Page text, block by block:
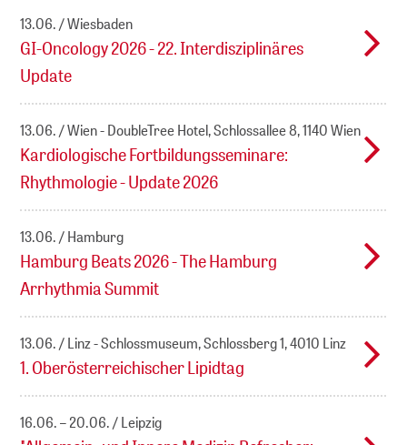
13.06. Wiesbaden
GI-Oncology 2026 - 22. Interdisziplinäres
Update
13.06. Wien - DoubleTree Hotel, Schlossallee 8, 1140 Wien
Kardiologische Fortbildungsseminare:
Rhythmologie - Update 2026
13.06. Hamburg
Hamburg Beats 2026 - The Hamburg
Arrhythmia Summit
13.06. Linz - Schlossmuseum, Schlossberg 1, 4010 Linz
1. Oberösterreichischer Lipidtag
16.06. – 20.06. Leipzig